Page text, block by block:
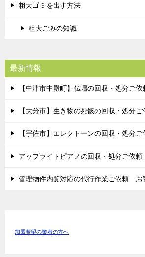
粗大ゴミを出す方法
粗大ごみの知識
最新情報
【中津市中殿町】仏壇の回収・処分ご
【大分市】生き物の死骸の回収・処分
【宇佐市】エレクトーンの回収・処分
アップライトピアノの回収・処分ご依
管理物件内覧対応の代行作業ご依頼 お
加盟希望の業者の方へ